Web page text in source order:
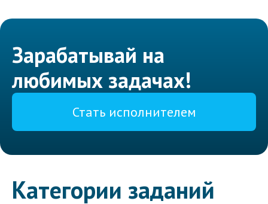
Зарабатывай на
любимых задачах!
Стать исполнителем
Категории заданий